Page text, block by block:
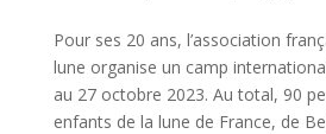
Pour ses 20 ans, l’association
lune organise un camp
au 27 octobre 2023. Au total, 90
enfants de la lune de France, de